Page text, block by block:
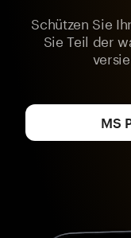
Schützen Sie
Sie Teil der
MS